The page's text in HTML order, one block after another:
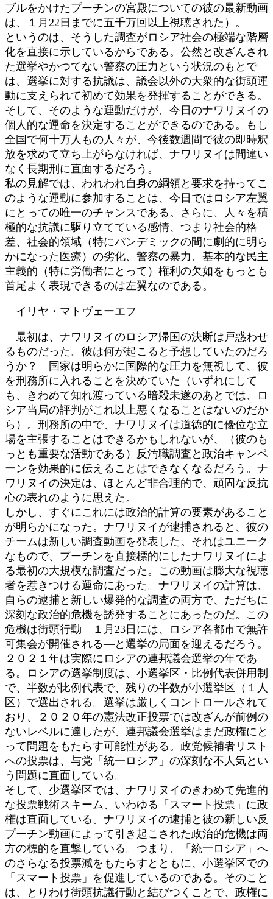
ブルをかけたプーチンの宮殿についての彼の最新動画
は、１月22日までに五千万回以上視聴された）。
というのは、そうした調査がロシア社会の極端な階層
化を直接に示しているからである。公然と改ざんされ
た選挙やかつてない警察の圧力という状況のもとで
は、選挙に対する抗議は、議会以外の大衆的な街頭運
動に支えられて初めて効果を発揮することができる。
そして、そのような運動だけが、今日のナワリヌイの
個人的な運命を決定することができるのである。もし
全国で何十万人もの人々が、今後数週間で彼の即時釈
放を求めて立ち上がらなければ、ナワリヌイは間違い
なく長期刑に直面するだろう。
私の見解では、われわれ自身の綱領と要求を持ってこ
のような運動に参加することは、今日ではロシア左翼
にとっての唯一のチャンスである。さらに、人々を積
極的な抗議に駆り立てている感情、つまり社会的格
差、社会的領域（特にパンデミックの間に劇的に明ら
かになった医療）の劣化、警察の暴力、基本的な民主
主義的（特に労働者にとって）権利の欠如をもっとも
首尾よく表現できるのは左翼なのである。
イリヤ・マトヴェーエフ
最初は、ナワリヌイのロシア帰国の決断は戸惑わせ
るものだった。彼は何が起こると予想していたのだろ
うか？ 国家は明らかに国際的な圧力を無視して、彼
を刑務所に入れることを決めていた（いずれにして
も、きわめて知れ渡っている暗殺未遂のあとでは、ロ
シア当局の評判がこれ以上悪くなることはないのだか
ら）。刑務所の中で、ナワリヌイは道徳的に優位な立
場を主張することはできるかもしれないが、（彼のも
っとも重要な活動である）反汚職調査と政治キャンペ
ーンを効果的に伝えることはできなくなるだろう。ナ
ワリヌイの決定は、ほとんど非合理的で、頑固な反抗
心の表れのように思えた。
しかし、すぐにこれには政治的計算の要素があること
が明らかになった。ナワリヌイが逮捕されると、彼の
チームは新しい調査動画を発表した。それはユニーク
なもので、プーチンを直接標的にしたナワリヌイによ
る最初の大規模な調査だった。この動画は膨大な視聴
者を惹きつける運命にあった。ナワリヌイの計算は、
自らの逮捕と新しい爆発的な調査の両方で、ただちに
深刻な政治的危機を誘発することにあったのだ。この
危機は街頭行動―１月23日には、ロシア各都市で無許
可集会が開催される―と選挙の局面を迎えるだろう。
２０２１年は実際にロシアの連邦議会選挙の年であ
る。ロシアの選挙制度は、小選挙区・比例代表併用制
で、半数が比例代表で、残りの半数が小選挙区（１人
区）で選出される。選挙は厳しくコントロールされて
おり、２０２０年の憲法改正投票では改ざんが前例の
ないレベルに達したが、連邦議会選挙はまだ政権にと
って問題をもたらす可能性がある。政党候補者リスト
への投票は、与党「統一ロシア」の深刻な不人気とい
う問題に直面している。
そして、少選挙区では、ナワリヌイのきわめて先進的
な投票戦術スキーム、いわゆる「スマート投票」に政
権は直面している。ナワリヌイの逮捕と彼の新しい反
プーチン動画によって引き起こされた政治的危機は両
方の標的を直撃している。つまり、「統一ロシア」へ
のさらなる投票減をもたらすとともに、小選挙区での
「スマート投票」を促進しているのである。そのこと
は、とりわけ街頭抗議行動と結びつくことで、政権に